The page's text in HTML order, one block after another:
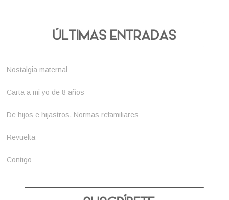
Nostalgia maternal
Carta a mi yo de 8 años
De hijos e hijastros. Normas refamiliares
Revuelta
Contigo